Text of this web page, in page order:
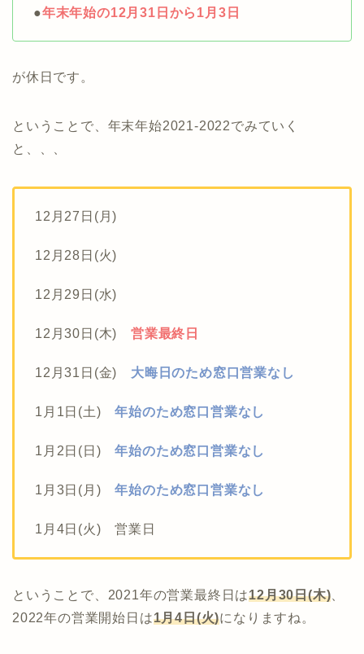
●年末年始の12月31日から1月3日
が休日です。
ということで、年末年始2021-2022でみていく
と、、、
12月27日(月)
12月28日(火)
12月29日(水)
12月30日(木)営業最終日
12月31日(金) 大晦日のため窓口営業なし
1月1日(土)年始のため窓口営業なし
1月2日(日)年始のため窓口営業なし
1月3日(月)年始のため窓口営業なし
1月4日(火) 営業日
ということで、2021年の営業最終日は12月30日(木)
2022年の営業開始日は1月4日(火)になりますね。